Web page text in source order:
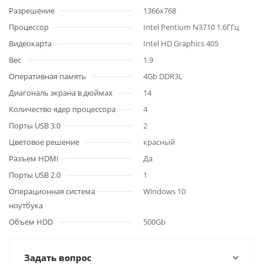
Разрешение
1366x768
Процессор
Intel Pentium N3710 1.6ГГц
Видеокарта
Intel HD Graphics 405
Вес
1.9
Оперативная память
4Gb DDR3L
Диагональ экрана в дюймах
14
Количество ядер процессора
4
Порты USB 3.0
2
Цветовое решение
красный
Разъем HDMI
Да
Порты USB 2.0
1
Операционная система
ноутбука
Windows 10
Объем HDD 500Gb
Задать вопрос